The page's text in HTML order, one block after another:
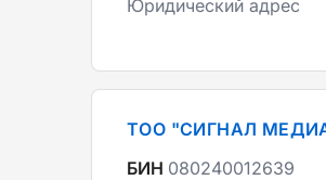
Юридический адрес
ТОО "СИГНАЛ
БИН 080240012639